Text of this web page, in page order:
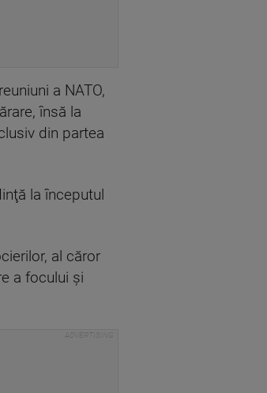
a NATO,
însă la
din partea
la începutul
al căror
a focului şi